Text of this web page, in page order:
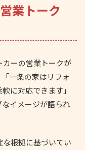
業トーク
ーの営業トークが
一条の家はリフォ
に対応できます」
イメージが語られ
根拠に基づいてい